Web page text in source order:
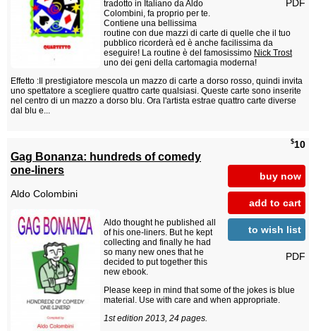
PDF
tradotto in Italiano da Aldo
Colombini, fa proprio per te.
Contiene una bellissima
routine con due mazzi di carte di quelle che il tuo
pubblico ricorderà ed è anche facilissima da
eseguire! La routine è del famosissimo Nick Trost
uno dei geni della cartomagia moderna!
Effetto :Il prestigiatore mescola un mazzo di carte a dorso rosso, quindi invita
uno spettatore a scegliere quattro carte qualsiasi. Queste carte sono inserite
nel centro di un mazzo a dorso blu. Ora l'artista estrae quattro carte diverse
dal blu e...
$10
buy now
add to cart
to wish list
PDF
Gag Bonanza: hundreds of comedy
one-liners
Aldo Colombini
Aldo thought he published all
of his one-liners. But he kept
collecting and finally he had
so many new ones that he
decided to put together this
new ebook.
Please keep in mind that some of the jokes is blue
material. Use with care and when appropriate.
1st edition 2013, 24 pages.